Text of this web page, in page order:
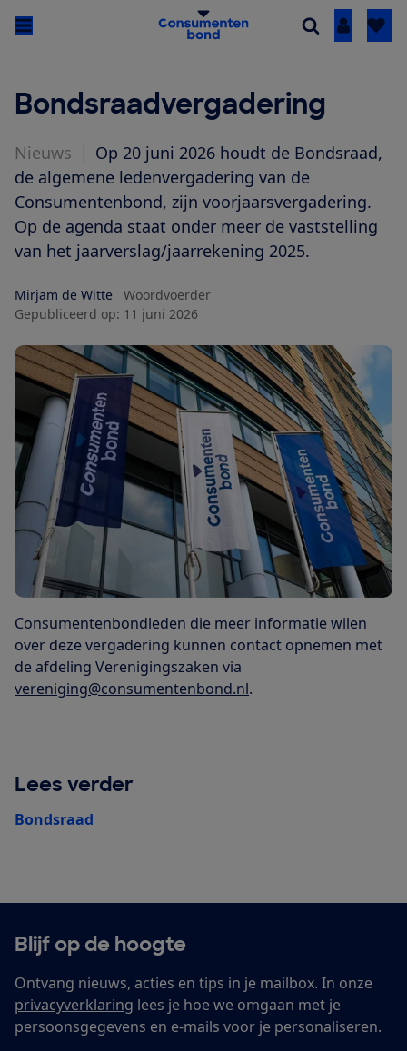
Inloggen
Bondsraadvergadering
Nieuws
Op 20 juni 2026 houdt de Bondsraad,
de algemene ledenvergadering van de
Consumentenbond, zijn voorjaarsvergadering.
Op de agenda staat onder meer de vaststelling
van het jaarverslag/jaarrekening 2025.
Mirjam de Witte
Woordvoerder
Gepubliceerd op: 11 juni 2026
Consumentenbondleden die meer informatie wilen
over deze vergadering kunnen contact opnemen met
de afdeling Verenigingszaken via
vereniging@consumentenbond.nl.
Lees verder
Bondsraad
Blijf op de hoogte
Ontvang nieuws, acties en tips in je mailbox. In onze
privacyverklaring lees je hoe we omgaan met je
persoonsgegevens en e-mails voor je personaliseren.